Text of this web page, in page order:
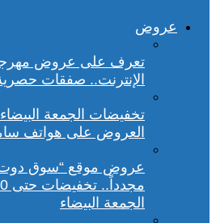
عروض
تعرف على عروض
الإنترنت.. صفقات
العروض على هواتف
عروض موقع “سوق دوت
الجمعة البيضاء